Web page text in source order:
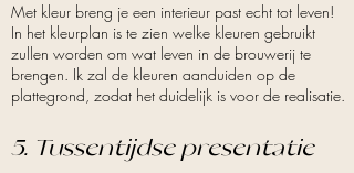
Met kleur breng je een interieur past echt tot leven!
In het kleurplan is te zien welke kleuren gebruikt
zullen worden om wat leven in de brouwerij te
brengen. Ik zal de kleuren aanduiden op de
plattegrond, zodat het duidelijk is voor de realisatie.
5. Tussentijdse presentatie